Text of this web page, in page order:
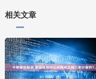
相关文章